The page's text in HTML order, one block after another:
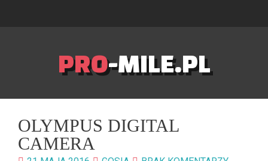
PRO-MILE.PL
OLYMPUS DIGITAL
CAMERA